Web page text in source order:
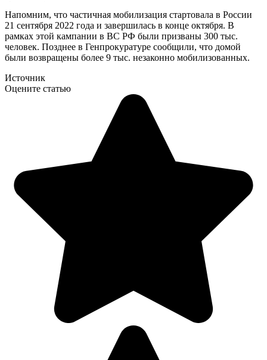
Напомним, что частичная мобилизация стартовала в России
21 сентября 2022 года и завершилась в конце октября. В
рамках этой кампании в ВС РФ были призваны 300 тыс.
человек. Позднее в Генпрокуратуре сообщили, что домой
были возвращены более 9 тыс. незаконно мобилизованных.
Источник
Оцените статью